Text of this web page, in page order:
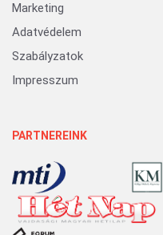
Marketing
Adatvédelem
Szabályzatok
Impresszum
PARTNEREINK